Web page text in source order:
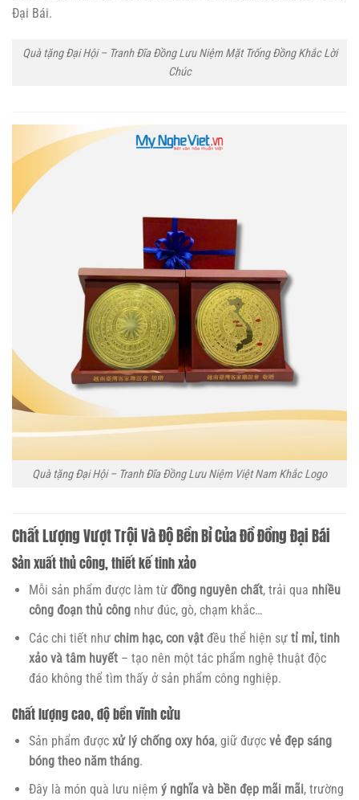
Đại Bái.
Quà tặng Đại Hội – Tranh Đĩa Đồng Lưu Niệm Mặt Trống Đồng Khắc Lời
Chúc
Quà tặng Đại Hội – Tranh Đĩa Đồng Lưu Niệm Việt Nam Khắc Logo
Chất Lượng Vượt Trội Và Độ Bền Bỉ Của Đồ Đồng Đại Bái
Sản xuất thủ công, thiết kế tinh xảo
Mỗi sản phẩm được làm từ đồng nguyên chất, trải qua nhiều
công đoạn thủ côngnhư đúc, gò, chạm khắc…
Các chi tiết như chim hạc, con vậtđều thể hiện sự tỉ mỉ, tinh
xảo và tâm huyết– tạo nên một tác phẩm nghệ thuật độc
đáo không thể tìm thấy ở sản phẩm công nghiệp.
Chất lượng cao, độ bền vĩnh cửu
Sản phẩm được xử lý chống oxy hóa, giữ được vẻ đẹp sáng
bóng theo năm tháng.
Đây là món quà lưu niệm ý nghĩa và bền đẹp mãi mãi, trường